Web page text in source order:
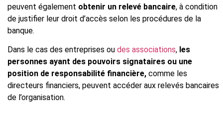
peuvent également obtenir un relevé bancaire, à condition
de justifier leur droit d’accès selon les procédures de la
banque.
Dans le cas des entreprises ou des associations, les
personnes ayant des pouvoirs signataires ou une
position de responsabilité financière, comme les
directeurs financiers, peuvent accéder aux relevés bancaires
de l’organisation.